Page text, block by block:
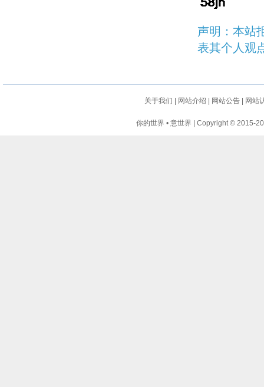
声明：本站
表其个人观
关于我们 网站介绍 网站公告 网站
你的世界 • 意世界 | Copyright © 2015-